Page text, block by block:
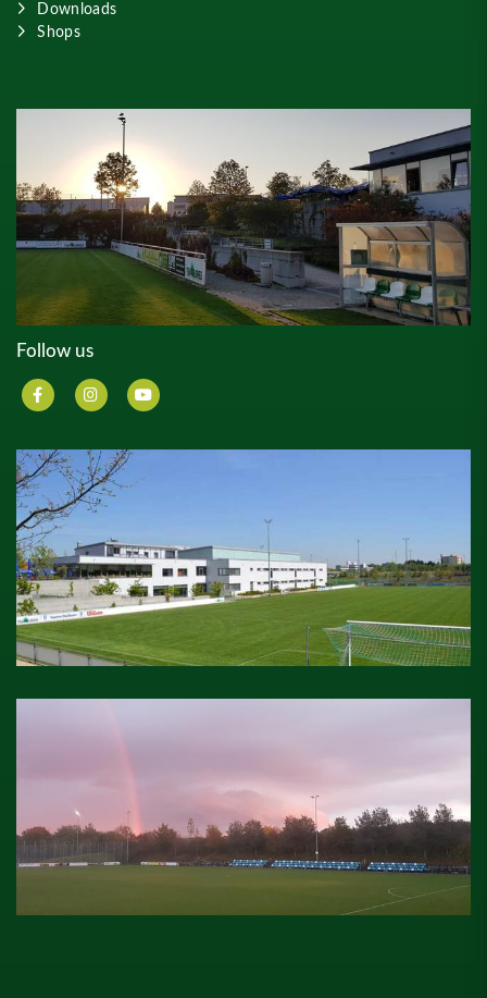
Downloads
Shops
Follow us